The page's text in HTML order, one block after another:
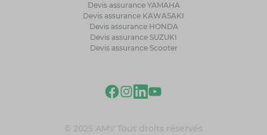
Devis assurance YAMAHA
Devis assurance KAWASAKI
Devis assurance HONDA
Devis assurance SUZUKI
Devis assurance Scooter
© 2025 AMV Tous droits réservés